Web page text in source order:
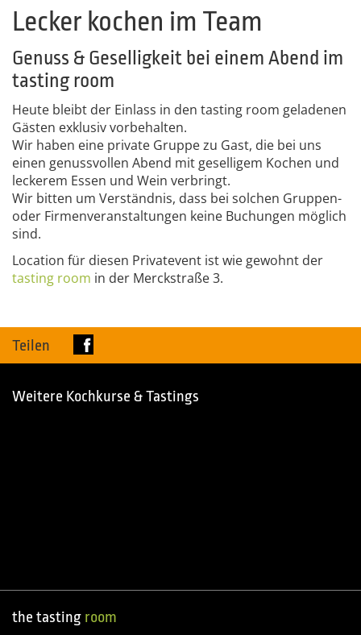
Lecker kochen im Team
Genuss & Geselligkeit bei einem Abend im
tasting room
Heute bleibt der Einlass in den tasting room geladenen
Gästen exklusiv vorbehalten.
Wir haben eine private Gruppe zu Gast, die bei uns
einen genussvollen Abend mit geselligem Kochen und
leckerem Essen und Wein verbringt.
Wir bitten um Verständnis, dass bei solchen Gruppen-
oder Firmenveranstaltungen keine Buchungen möglich
sind.
Location für diesen Privatevent ist wie gewohnt der
tasting room in der Merckstraße 3.
Teilen
Weitere Kochkurse & Tastings
the tasting room